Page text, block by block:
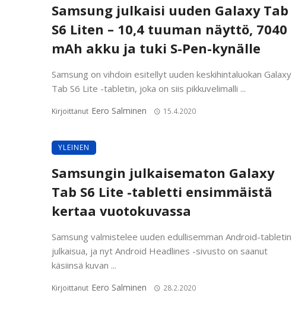
Samsung julkaisi uuden Galaxy Tab
S6 Liten – 10,4 tuuman näyttö, 7040
mAh akku ja tuki S-Pen-kynälle
Samsung on vihdoin esitellyt uuden keskihintaluokan Galaxy
Tab S6 Lite -tabletin, joka on siis pikkuvelimalli ...
Kirjoittanut Eero Salminen 15.4.2020
YLEINEN
Samsungin julkaisematon Galaxy
Tab S6 Lite -tabletti ensimmäistä
kertaa vuotokuvassa
Samsung valmistelee uuden edullisemman Android-tabletin
julkaisua, ja nyt Android Headlines -sivusto on saanut
käsiinsä kuvan ...
Kirjoittanut Eero Salminen 28.2.2020